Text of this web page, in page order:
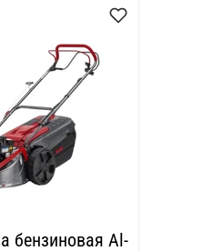
бензиновая Al-